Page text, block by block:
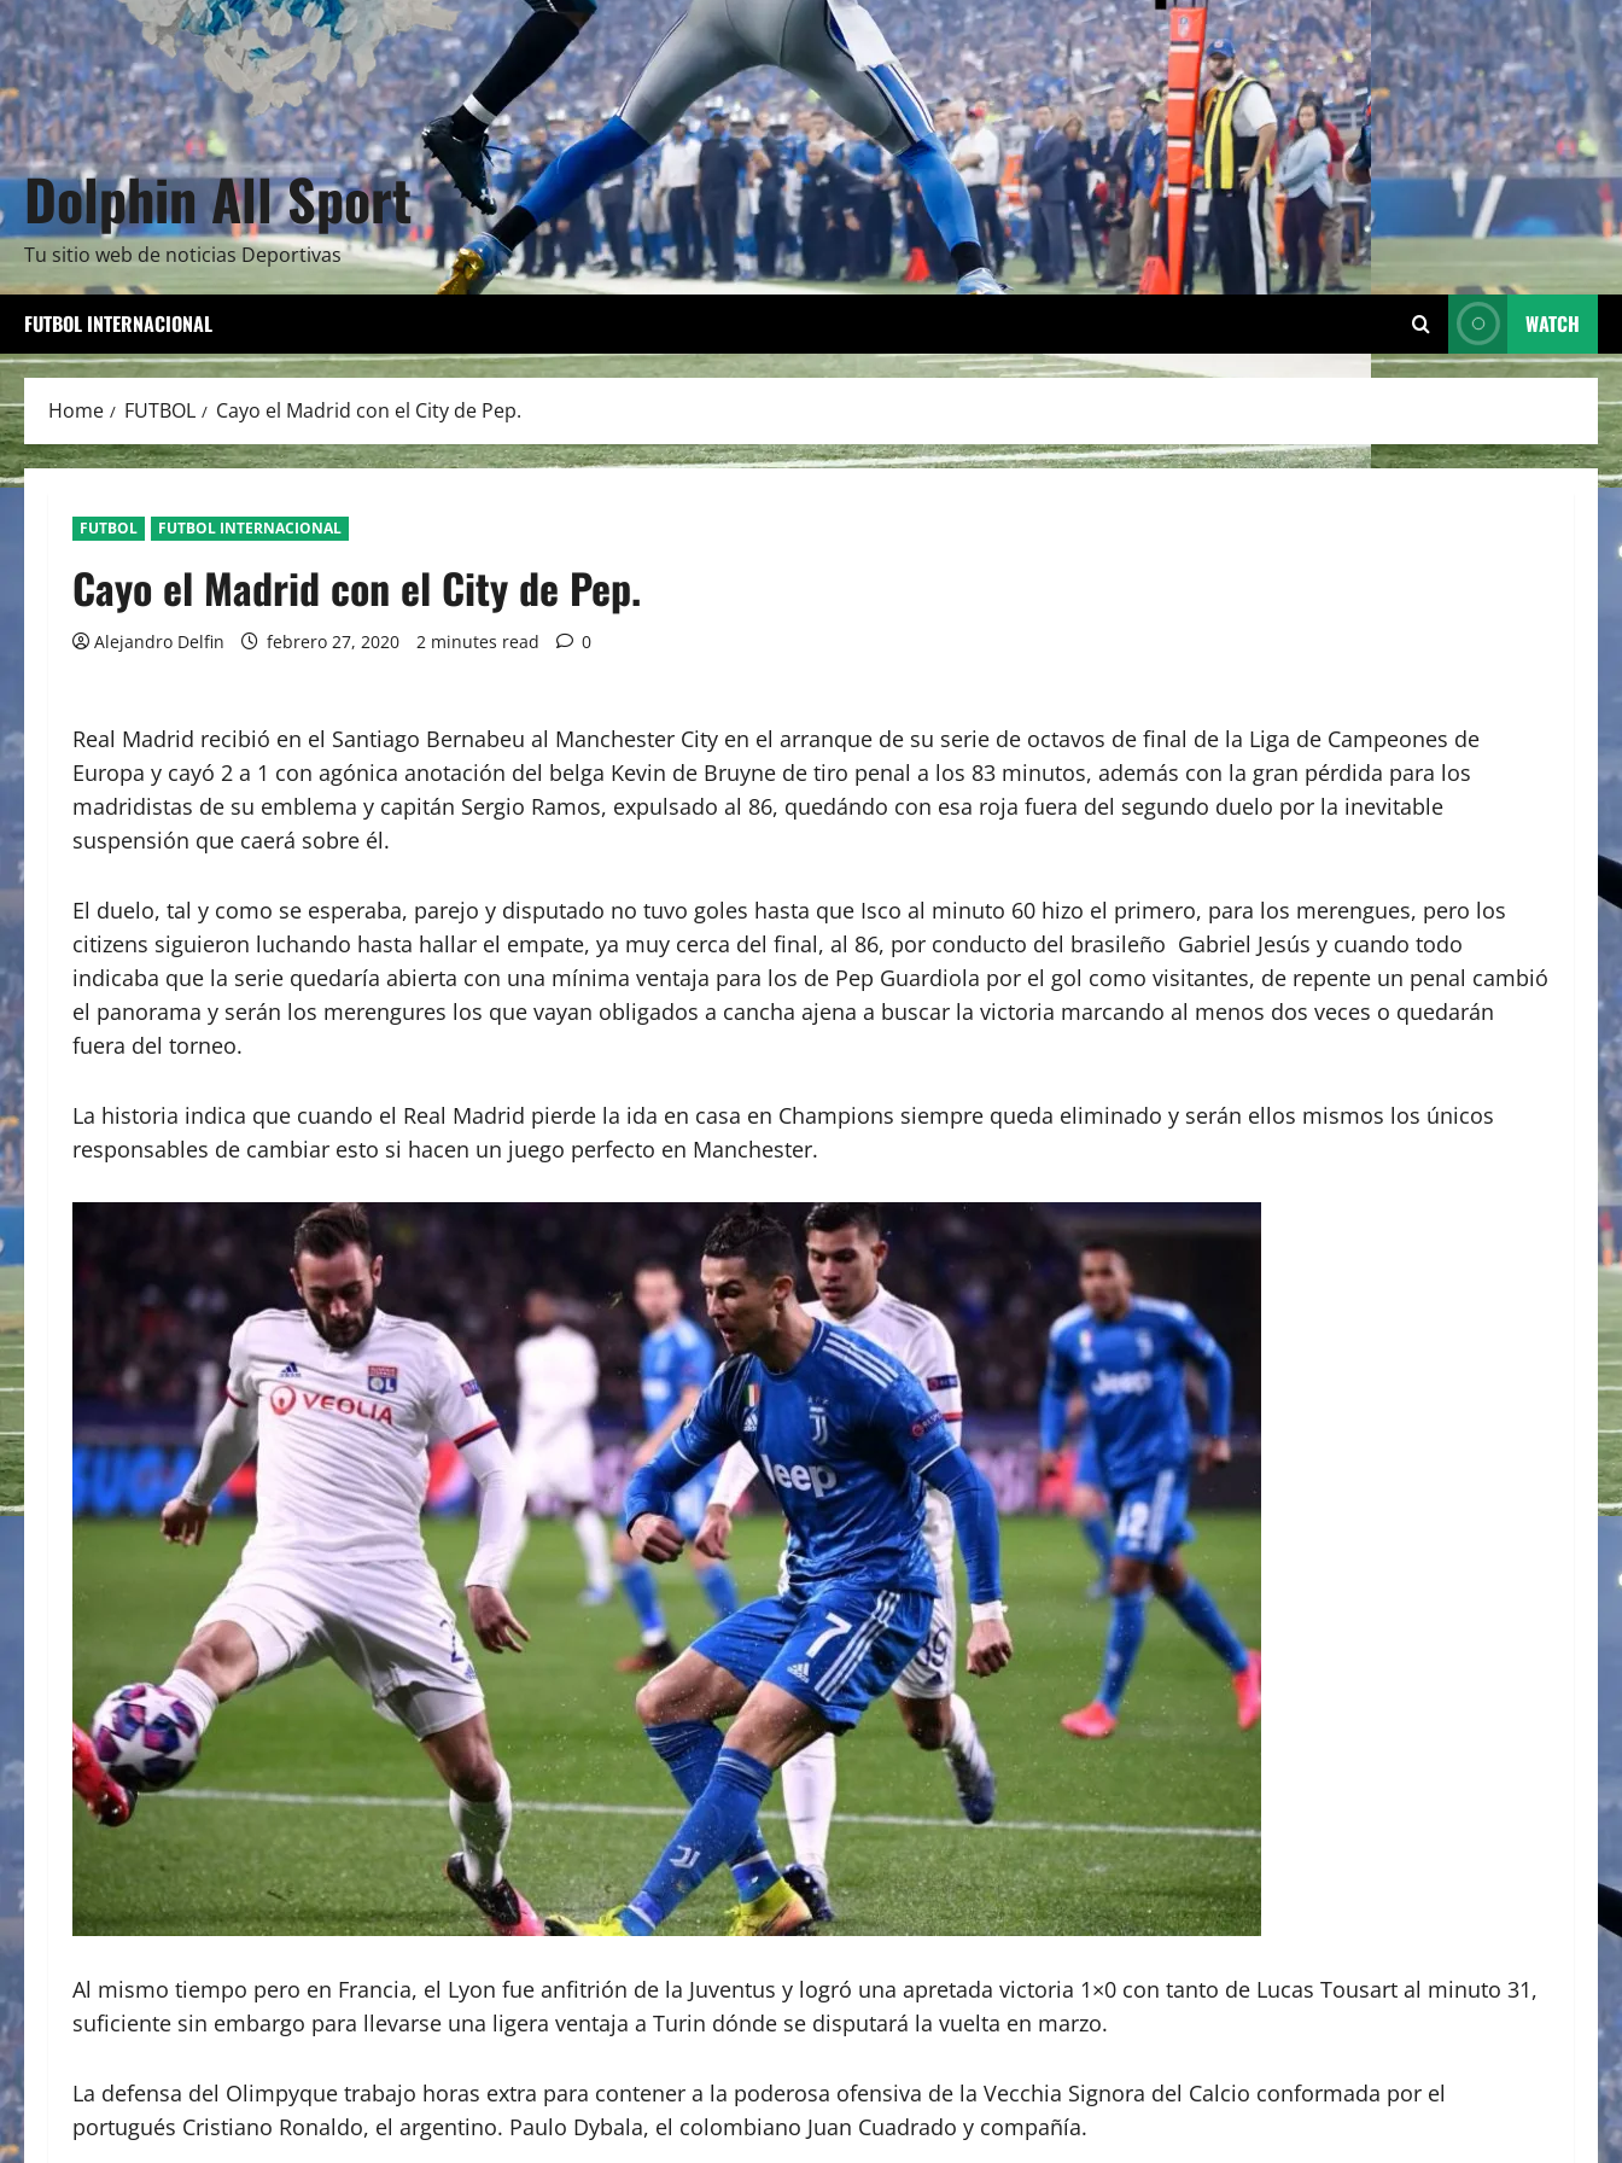
Dolphin All Sport
Tu sitio web de noticias Deportivas
FUTBOL INTERNACIONAL WATCH
Home FUTBOL Cayo el Madrid con el City de Pep.
FUTBOL FUTBOL INTERNACIONAL
Cayo el Madrid con el City de Pep.
Alejandro Delfin febrero 27, 2020 2 minutes read 0
Real Madrid recibió en el Santiago Bernabeu al Manchester City en el arranque de su serie de octavos de final de la Liga de Campeones de
Europa y cayó 2 a 1 con agónica anotación del belga Kevin de Bruyne de tiro penal a los 83 minutos, además con la gran pérdida para los
madridistas de su emblema y capitán Sergio Ramos, expulsado al 86, quedándo con esa roja fuera del segundo duelo por la inevitable
suspensión que caerá sobre él.
El duelo, tal y como se esperaba, parejo y disputado no tuvo goles hasta que Isco al minuto 60 hizo el primero, para los merengues, pero los
citizens siguieron luchando hasta hallar el empate, ya muy cerca del final, al 86, por conducto del brasileño Gabriel Jesús y cuando todo
indicaba que la serie quedaría abierta con una mínima ventaja para los de Pep Guardiola por el gol como visitantes, de repente un penal cambió
el panorama y serán los merengures los que vayan obligados a cancha ajena a buscar la victoria marcando al menos dos veces o quedarán
fuera del torneo.
La historia indica que cuando el Real Madrid pierde la ida en casa en Champions siempre queda eliminado y serán ellos mismos los únicos
responsables de cambiar esto si hacen un juego perfecto en Manchester.
Al mismo tiempo pero en Francia, el Lyon fue anfitrión de la Juventus y logró una apretada victoria 1×0 con tanto de Lucas Tousart al minuto 31,
suficiente sin embargo para llevarse una ligera ventaja a Turin dónde se disputará la vuelta en marzo.
La defensa del Olimpyque trabajo horas extra para contener a la poderosa ofensiva de la Vecchia Signora del Calcio conformada por el
portugués Cristiano Ronaldo, el argentino. Paulo Dybala, el colombiano Juan Cuadrado y compañía.